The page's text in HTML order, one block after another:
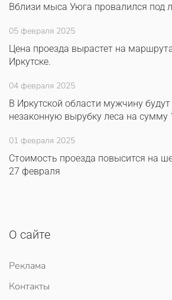
Вблизи мыса Уюга провалился под
05 февраля 2025
Цена проезда вырастет на
Иркутске.
04 февраля 2025
В Иркутской области мужчину будут
незаконную вырубку леса на сумму
01 февраля 2025
Стоимость проезда повысится на
27 февраля
О сайте
Реклама
Контакты